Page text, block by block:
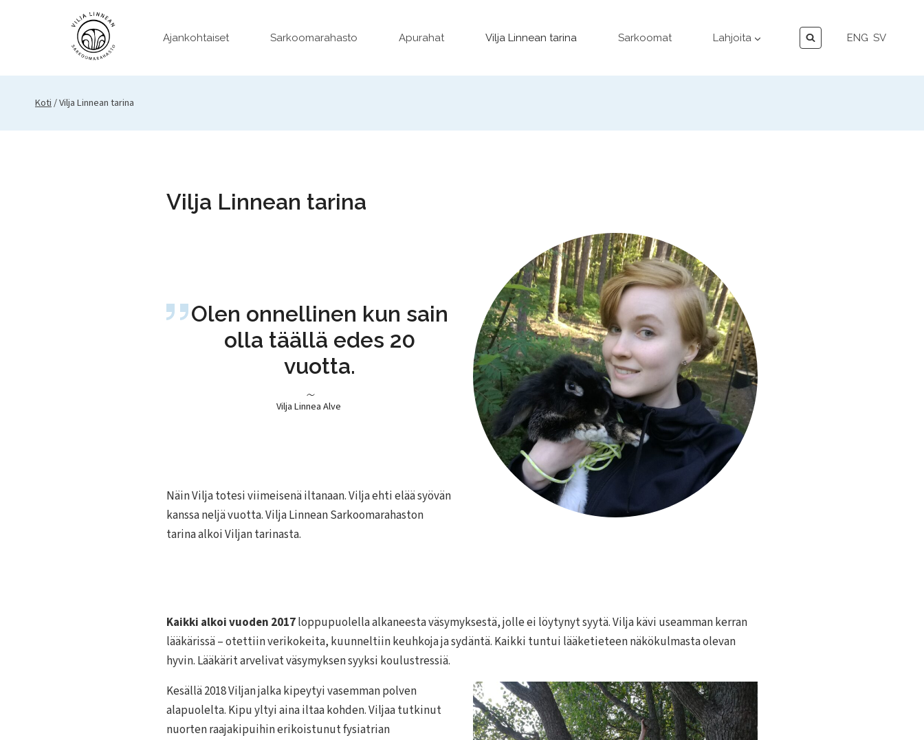
Ajankohtaiset Sarkoomarahasto Apurahat Vilja Linnean tarina Sarkoomat Lahjoita ENG SV
Koti/Vilja Linnean tarina
Vilja Linnean tarina
Olen onnellinen kun sain
olla täällä edes 20
vuotta.
~
Vilja Linnea Alve
Näin Vilja totesi viimeisenä iltanaan. Vilja ehti elää syövän
kanssa neljä vuotta. Vilja Linnean Sarkoomarahaston
tarina alkoi Viljan tarinasta.
Kaikki alkoi vuoden 2017loppupuolella alkaneesta väsymyksestä, jolle ei löytynyt syytä. Vilja kävi useamman kerran
lääkärissä – otettiin verikokeita, kuunneltiin keuhkoja ja sydäntä. Kaikki tuntui lääketieteen näkökulmasta olevan
hyvin. Lääkärit arvelivat väsymyksen syyksi koulustressiä.
Kesällä 2018 Viljan jalka kipeytyi vasemman polven
alapuolelta. Kipu yltyi aina iltaa kohden. Viljaa tutkinut
nuorten raajakipuihin erikoistunut fysiatrian